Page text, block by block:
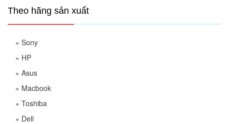
Theo hãng sản xuất
» Sony
» HP
» Asus
» Macbook
» Toshiba
» Dell